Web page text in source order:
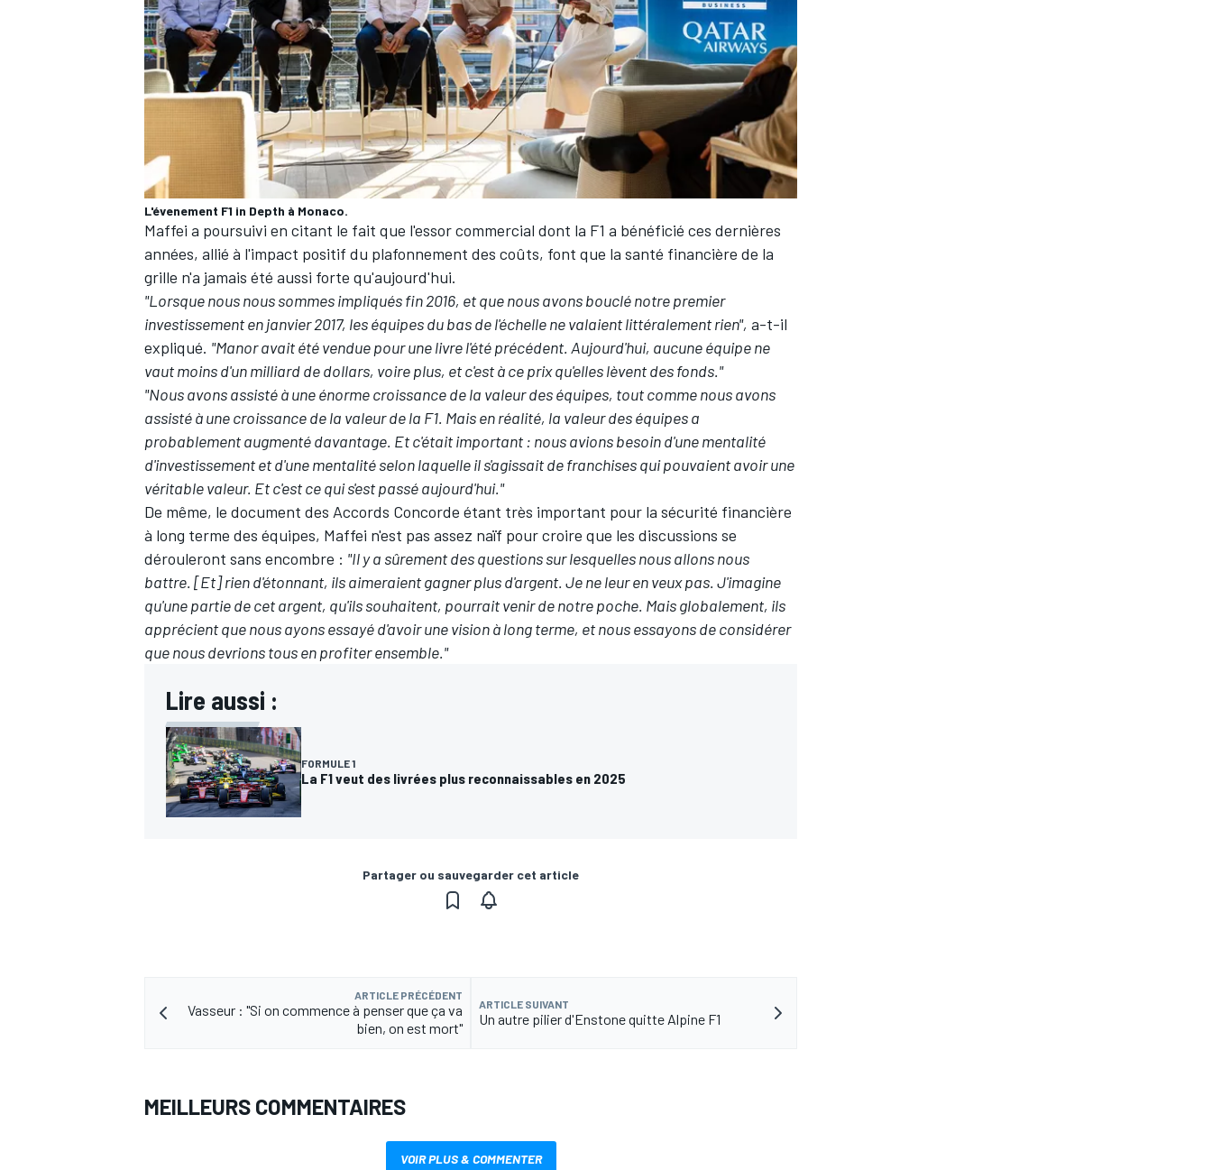
AUTRES CHAMPIONNATS
L'évenement F1 in Depth à Monaco.
Maffei a poursuivi en citant le fait que l'essor commercial dont la F1 a bénéficié ces dernières
années, allié à l'impact positif du plafonnement des coûts, font que la santé financière de la
grille n'a jamais été aussi forte qu'aujourd'hui.
"Lorsque nous nous sommes impliqués fin 2016, et que nous avons bouclé notre premier
investissement en janvier 2017, les équipes du bas de l'échelle ne valaient littéralement rien", a-t-il
expliqué. "Manor avait été vendue pour une livre l'été précédent. Aujourd'hui, aucune équipe ne
vaut moins d'un milliard de dollars, voire plus, et c'est à ce prix qu'elles lèvent des fonds."
"Nous avons assisté à une énorme croissance de la valeur des équipes, tout comme nous avons
assisté à une croissance de la valeur de la F1. Mais en réalité, la valeur des équipes a
probablement augmenté davantage. Et c'était important : nous avions besoin d'une mentalité
d'investissement et d'une mentalité selon laquelle il s'agissait de franchises qui pouvaient avoir une
véritable valeur. Et c'est ce qui s'est passé aujourd'hui."
De même, le document des Accords Concorde étant très important pour la sécurité financière
à long terme des équipes, Maffei n'est pas assez naïf pour croire que les discussions se
dérouleront sans encombre : "Il y a sûrement des questions sur lesquelles nous allons nous
battre. [Et] rien d'étonnant, ils aimeraient gagner plus d'argent. Je ne leur en veux pas. J'imagine
qu'une partie de cet argent, qu'ils souhaitent, pourrait venir de notre poche. Mais globalement, ils
apprécient que nous ayons essayé d'avoir une vision à long terme, et nous essayons de considérer
que nous devrions tous en profiter ensemble."
Lire aussi :
FORMULE 1
La F1 veut des livrées plus reconnaissables en 2025
Partager ou sauvegarder cet article
ARTICLE PRÉCÉDENT
Vasseur : "Si on commence à penser que ça va
bien, on est mort"
ARTICLE SUIVANT
Un autre pilier d'Enstone quitte Alpine F1
MEILLEURS COMMENTAIRES
VOIR PLUS & COMMENTER